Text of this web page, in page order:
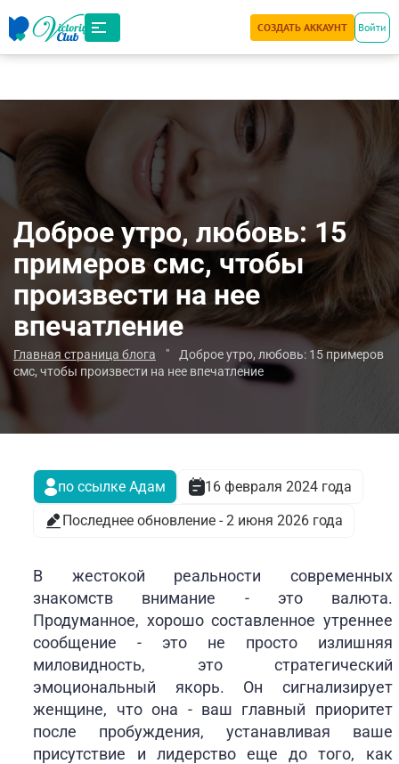
СОЗДАТЬ АККАУНТ Войти
Доброе утро, любовь: 15
примеров смс, чтобы
произвести на нее
впечатление
Главная страница блога "
Доброе утро, любовь: 15 примеров
смс, чтобы произвести на нее впечатление
по ссылке Адам 16 февраля 2024 года
Последнее обновление - 2 июня 2026 года
В жестокой реальности современных
знакомств внимание - это валюта.
Продуманное, хорошо составленное утреннее
сообщение - это не просто излишняя
миловидность, это стратегический
эмоциональный якорь. Он сигнализирует
женщине, что она - ваш главный приоритет
после пробуждения, устанавливая ваше
присутствие и лидерство еще до того, как